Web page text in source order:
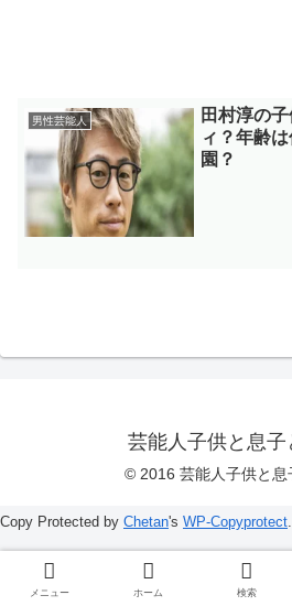
男性芸能人
田村淳の
ィ？年齢
園？
芸能人子供と息子
© 2016 芸能人子供と息
メニュー ホーム 検索
Copy Protected by Chetan's WP-Copyprotect